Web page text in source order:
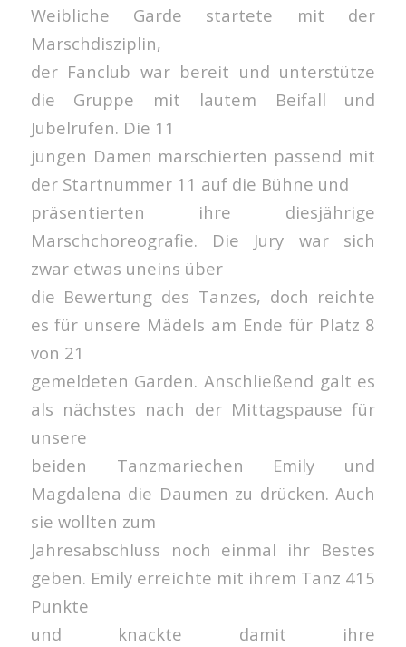
Weibliche Garde startete mit der
Marschdisziplin,
der Fanclub war bereit und unterstütze
die Gruppe mit lautem Beifall und
Jubelrufen. Die 11
jungen Damen marschierten passend mit
der Startnummer 11 auf die Bühne und
präsentierten ihre diesjährige
Marschchoreografie. Die Jury war sich
zwar etwas uneins über
die Bewertung des Tanzes, doch reichte
es für unsere Mädels am Ende für Platz 8
von 21
gemeldeten Garden. Anschließend galt es
als nächstes nach der Mittagspause für
unsere
beiden Tanzmariechen Emily und
Magdalena die Daumen zu drücken. Auch
sie wollten zum
Jahresabschluss noch einmal ihr Bestes
geben. Emily erreichte mit ihrem Tanz 415
Punkte
und knackte damit ihre